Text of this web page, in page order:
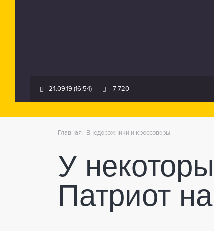
24.09.19 (16:54) 7 720
Главная Внедорожники и кроссоверы
У
Патриот